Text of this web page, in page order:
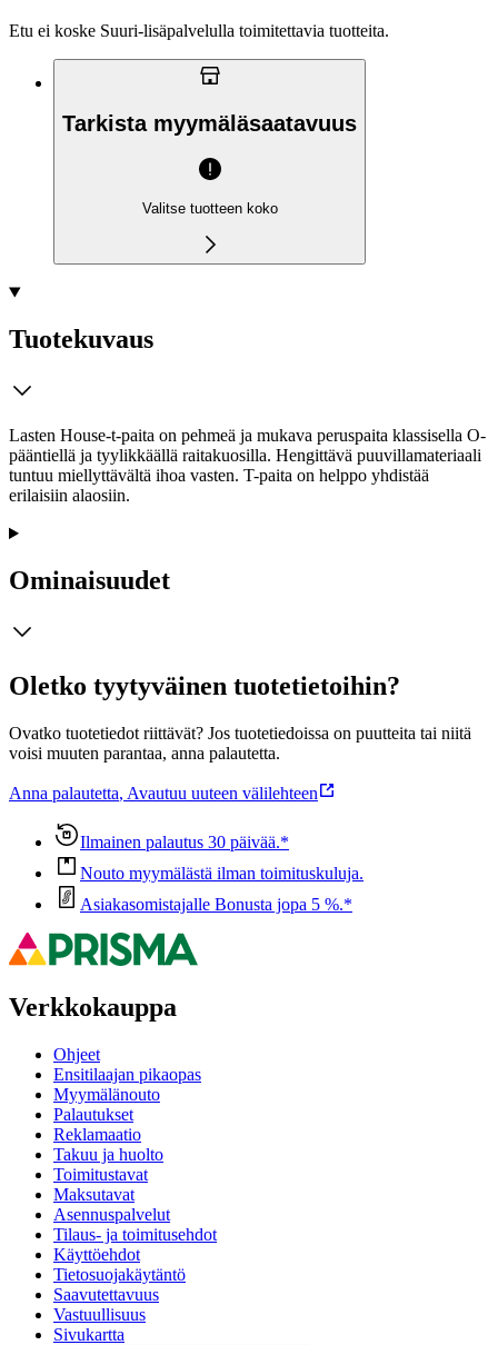
Etu ei koske Suuri‑lisäpalvelulla toimitettavia tuotteita.
Tarkista myymäläsaatavuus
Valitse tuotteen koko
Tuotekuvaus
Lasten House-t-paita on pehmeä ja mukava peruspaita klassisella O-
pääntiellä ja tyylikkäällä raitakuosilla. Hengittävä puuvillamateriaali
tuntuu miellyttävältä ihoa vasten. T-paita on helppo yhdistää
erilaisiin alaosiin.
Ominaisuudet
Oletko tyytyväinen tuotetietoihin?
Ovatko tuotetiedot riittävät? Jos tuotetiedoissa on puutteita tai niitä
voisi muuten parantaa, anna palautetta.
Anna palautetta, Avautuu uuteen välilehteen
Ilmainen palautus 30 päivää.*
Nouto myymälästä ilman toimituskuluja.
Asiakasomistajalle Bonusta jopa 5 %.*
Verkkokauppa
Ohjeet
Ensitilaajan pikaopas
Myymälänouto
Palautukset
Reklamaatio
Takuu ja huolto
Toimitustavat
Maksutavat
Asennuspalvelut
Tilaus- ja toimitusehdot
Käyttöehdot
Tietosuojakäytäntö
Saavutettavuus
Vastuullisuus
Sivukartta